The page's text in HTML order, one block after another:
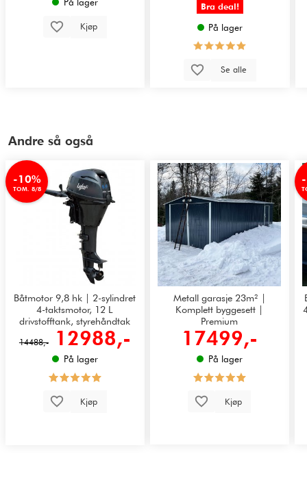
Kjøp
Bra deal!
På lager
Se alle
Andre så også
-10%
TOM. 8/8
Båtmotor 9,8 hk | 2-sylindret
4-taktsmotor, 12 L
drivstofftank, styrehåndtak
14488,- 12988,-
På lager
Kjøp
Metall garasje 23m² |
Komplett byggesett |
Premium
17499,-
På lager
Kjøp